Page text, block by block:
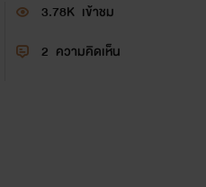
3.78K เข้าชม
2 ความคิดเห็น